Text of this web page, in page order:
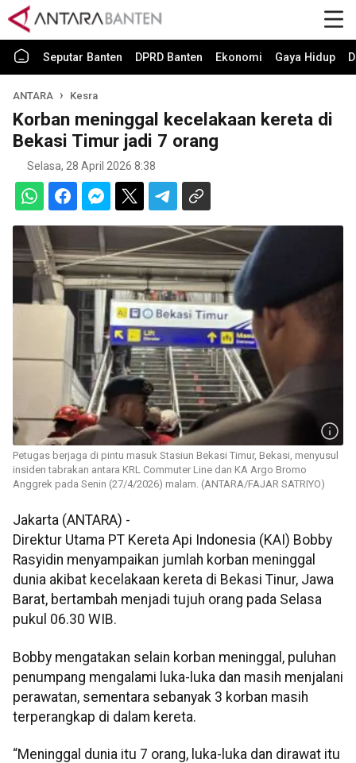
Seputar Banten DPRD Banten Ekonomi Gaya Hidup
ANTARA Kesra
Korban meninggal kecelakaan kereta di
Bekasi Timur jadi 7 orang
Selasa, 28 April 2026 8:38
Petugas berjaga di pintu masuk Stasiun Bekasi Timur, Bekasi, menyusul
insiden tabrakan antara KRL Commuter Line dan KA Argo Bromo
Anggrek pada Senin (27/4/2026) malam. (ANTARA/FAJAR SATRIYO)
Jakarta (ANTARA) -
Direktur Utama PT Kereta Api Indonesia (KAI) Bobby
Rasyidin menyampaikan jumlah korban meninggal
dunia akibat kecelakaan kereta di Bekasi Tinur, Jawa
Barat, bertambah menjadi tujuh orang pada Selasa
pukul 06.30 WIB.
Bobby mengatakan selain korban meninggal, puluhan
penumpang mengalami luka-luka dan masih menjalani
perawatan, sementara sebanyak 3 korban masih
terperangkap di dalam kereta.
“Meninggal dunia itu 7 orang, luka-luka dan dirawat itu